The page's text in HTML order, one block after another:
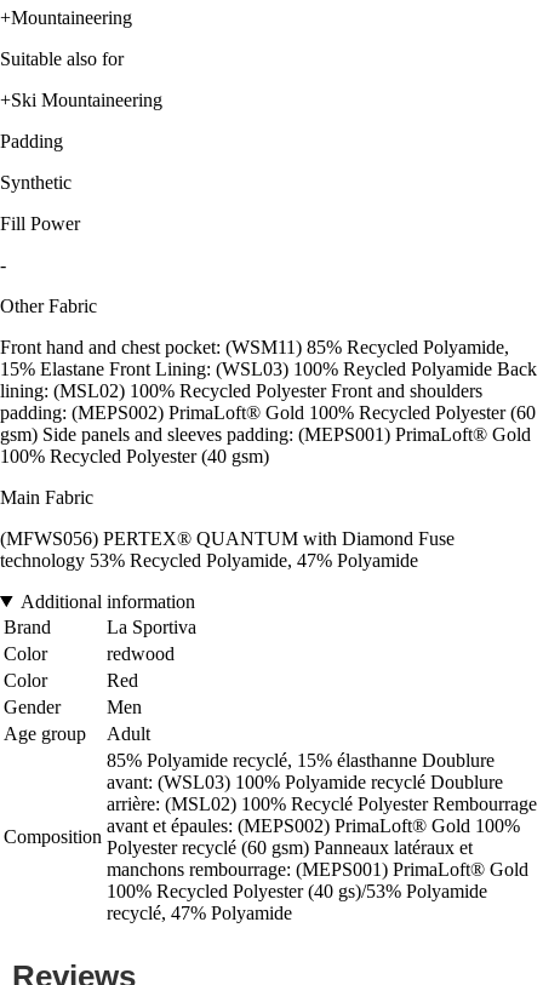
+Mountaineering
Suitable also for
+Ski Mountaineering
Padding
Synthetic
Fill Power
-
Other Fabric
Front hand and chest pocket: (WSM11) 85% Recycled Polyamide,
15% Elastane Front Lining: (WSL03) 100% Reycled Polyamide Back
lining: (MSL02) 100% Recycled Polyester Front and shoulders
padding: (MEPS002) PrimaLoft® Gold 100% Recycled Polyester (60
gsm) Side panels and sleeves padding: (MEPS001) PrimaLoft® Gold
100% Recycled Polyester (40 gsm)
Main Fabric
(MFWS056) PERTEX® QUANTUM with Diamond Fuse
technology 53% Recycled Polyamide, 47% Polyamide
Additional information
Brand
La Sportiva
Color
redwood
Color
Red
Gender
Men
Age group
Adult
Composition
85% Polyamide recyclé, 15% élasthanne Doublure
avant: (WSL03) 100% Polyamide recyclé Doublure
arrière: (MSL02) 100% Recyclé Polyester Rembourrage
avant et épaules: (MEPS002) PrimaLoft® Gold 100%
Polyester recyclé (60 gsm) Panneaux latéraux et
manchons rembourrage: (MEPS001) PrimaLoft® Gold
100% Recycled Polyester (40 gs)/53% Polyamide
recyclé, 47% Polyamide